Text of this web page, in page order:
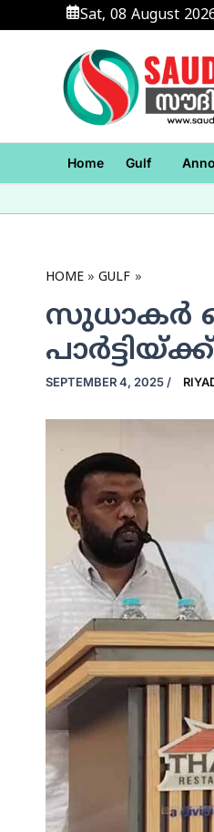
to
Sat, 08 August
Home Gulf
HOME GULF
സുധാകര്‍
SEPTEMBER 4, 2025 /